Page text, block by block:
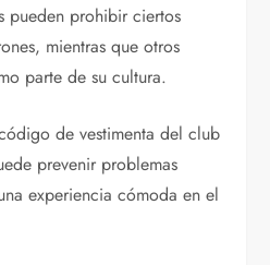
pueden prohibir ciertos
mientras que otros
parte de su cultura.
de vestimenta del club
prevenir problemas
experiencia cómoda en el